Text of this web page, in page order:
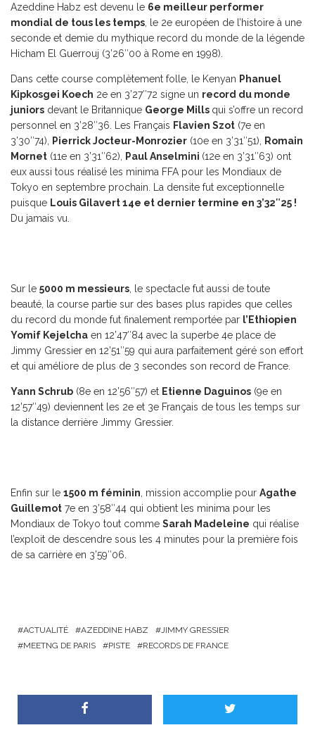
Azeddine Habz est devenu le 6e meilleur performer
mondial de tous les temps, le 2e européen de l’histoire à une
seconde et demie du mythique record du monde de la légende
Hicham El Guerrouj (3’26″00 à Rome en 1998).
Dans cette course complètement folle, le Kenyan Phanuel
Kipkosgei Koech 2e en 3’27″72 signe un record du monde
juniors devant le Britannique George Mills qui s’offre un record
personnel en 3’28″36. Les Français Flavien Szot (7e en
3’30″74), Pierrick Jocteur-Monrozier (10e en 3’31″51), Romain
Mornet (11e en 3’31″62), Paul Anselmini (12e en 3’31″63) ont
eux aussi tous réalisé les minima FFA pour les Mondiaux de
Tokyo en septembre prochain. La densite fut exceptionnelle
puisque Louis Gilavert 14e et dernier termine en 3’32″25 !
Du jamais vu.
Sur le 5000 m messieurs, le spectacle fut aussi de toute
beauté, la course partie sur des bases plus rapides que celles
du record du monde fut finalement remportée par l’Ethiopien
Yomif Kejelcha en 12’47″84 avec la superbe 4e place de
Jimmy Gressier en 12’51″59 qui aura parfaitement géré son effort
et qui améliore de plus de 3 secondes son record de France.
Yann Schrub (8e en 12’56″57) et Etienne Daguinos (9e en
12’57″49) deviennent les 2e et 3e Français de tous les temps sur
la distance derrière Jimmy Gressier.
Enfin sur le 1500 m féminin, mission accomplie pour Agathe
Guillemot 7e en 3’58″44 qui obtient les minima pour les
Mondiaux de Tokyo tout comme Sarah Madeleine qui réalise
l’exploit de descendre sous les 4 minutes pour la première fois
de sa carrière en 3’59″06.
ACTUALITÉ AZEDDINE HABZ
JIMMY GRESSIER
MEETNG DE PARIS
PISTE RECORDS DE FRANCE